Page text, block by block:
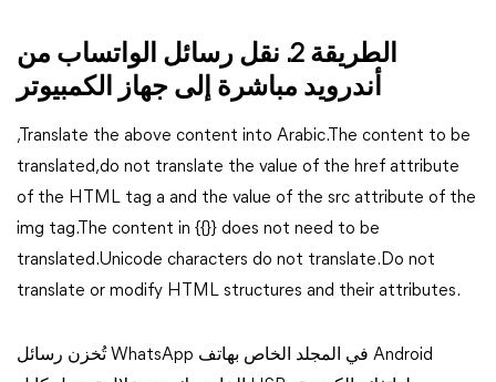
الطريقة 2. نقل رسائل الواتساب من
أندرويد مباشرة إلى جهاز الكمبيوتر
,Translate the above content into Arabic.The content to be
translated,do not translate the value of the href attribute
of the HTML tag a and the value of the src attribute of the
img tag.The content in {{}} does not need to be
translated.Unicode characters do not translate.Do not
translate or modify HTML structures and their attributes.
تُخزن رسائل WhatsApp في المجلد الخاص بهاتف Android